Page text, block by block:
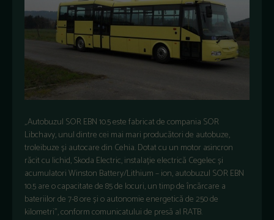
„Autobuzul SOR EBN 10.5 este fabricat de compania SOR
Libchavy, unul dintre cei mai mari producători de autobuze,
troleibuze și autocare din Cehia. Dotat cu un motor asincron
răcit cu lichid, Skoda Electric, instalație electrică Cegelec și
acumulatori Winston Battery/Lithium – ion, autobuzul SOR EBN
10.5 are o capacitate de 85 de locuri, un timp de încărcare a
bateriilor de 7-8 ore și o autonomie energetică de 250 de
kilometri”, conform comunicatului de presă al RATB.